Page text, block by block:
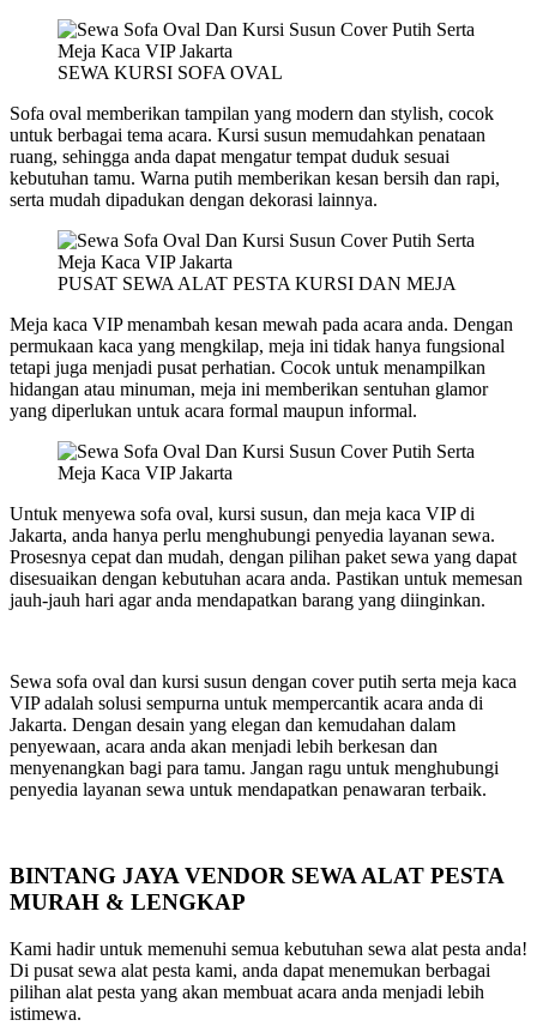
SEWA KURSI SOFA OVAL
Sofa oval memberikan tampilan yang modern dan stylish, cocok
untuk berbagai tema acara. Kursi susun memudahkan penataan
ruang, sehingga anda dapat mengatur tempat duduk sesuai
kebutuhan tamu. Warna putih memberikan kesan bersih dan rapi,
serta mudah dipadukan dengan dekorasi lainnya.
PUSAT SEWA ALAT PESTA KURSI DAN MEJA
Meja kaca VIP menambah kesan mewah pada acara anda. Dengan
permukaan kaca yang mengkilap, meja ini tidak hanya fungsional
tetapi juga menjadi pusat perhatian. Cocok untuk menampilkan
hidangan atau minuman, meja ini memberikan sentuhan glamor
yang diperlukan untuk acara formal maupun informal.
Untuk menyewa sofa oval, kursi susun, dan meja kaca VIP di
Jakarta, anda hanya perlu menghubungi penyedia layanan sewa.
Prosesnya cepat dan mudah, dengan pilihan paket sewa yang dapat
disesuaikan dengan kebutuhan acara anda. Pastikan untuk memesan
jauh-jauh hari agar anda mendapatkan barang yang diinginkan.
Sewa sofa oval dan kursi susun dengan cover putih serta meja kaca
VIP adalah solusi sempurna untuk mempercantik acara anda di
Jakarta. Dengan desain yang elegan dan kemudahan dalam
penyewaan, acara anda akan menjadi lebih berkesan dan
menyenangkan bagi para tamu. Jangan ragu untuk menghubungi
penyedia layanan sewa untuk mendapatkan penawaran terbaik.
BINTANG JAYA VENDOR SEWA ALAT PESTA
MURAH & LENGKAP
Kami hadir untuk memenuhi semua kebutuhan sewa alat pesta anda!
Di pusat sewa alat pesta kami, anda dapat menemukan berbagai
pilihan alat pesta yang akan membuat acara anda menjadi lebih
istimewa.